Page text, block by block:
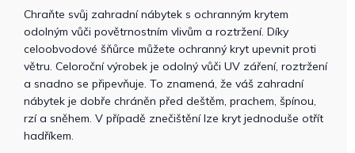
Chraňte svůj zahradní nábytek s ochranným krytem
odolným vůči povětrnostním vlivům a roztržení. Díky
celoobvodové šňůrce můžete ochranný kryt upevnit proti
větru. Celoroční výrobek je odolný vůči UV záření, roztržení
a snadno se připevňuje. To znamená, že váš zahradní
nábytek je dobře chráněn před deštěm, prachem, špínou,
rzí a sněhem. V případě znečištění lze kryt jednoduše otřít
hadříkem.